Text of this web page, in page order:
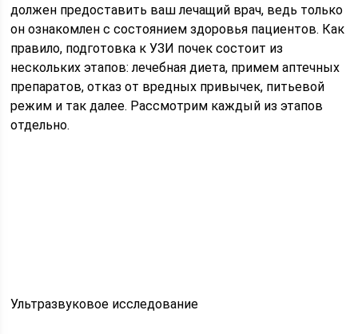
должен предоставить ваш лечащий врач, ведь только
он ознакомлен с состоянием здоровья пациентов. Как
правило, подготовка к УЗИ почек состоит из
нескольких этапов: лечебная диета, примем аптечных
препаратов, отказ от вредных привычек, питьевой
режим и так далее. Рассмотрим каждый из этапов
отдельно.
Ультразвуковое исследование